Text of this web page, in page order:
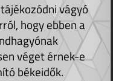
vágyó
hogy ebben a
véget érnek-e
békeidők.